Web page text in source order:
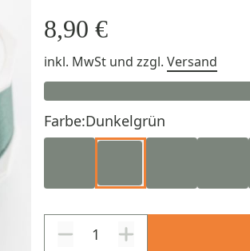
8,90 €
inkl. MwSt und zzgl. Versand
Farbe:Dunkelgrün